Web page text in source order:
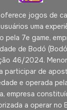
jogos de
uma
pela 7e game,
de Bodó
46/2024.
participar de
e operada
empresa
a operar no